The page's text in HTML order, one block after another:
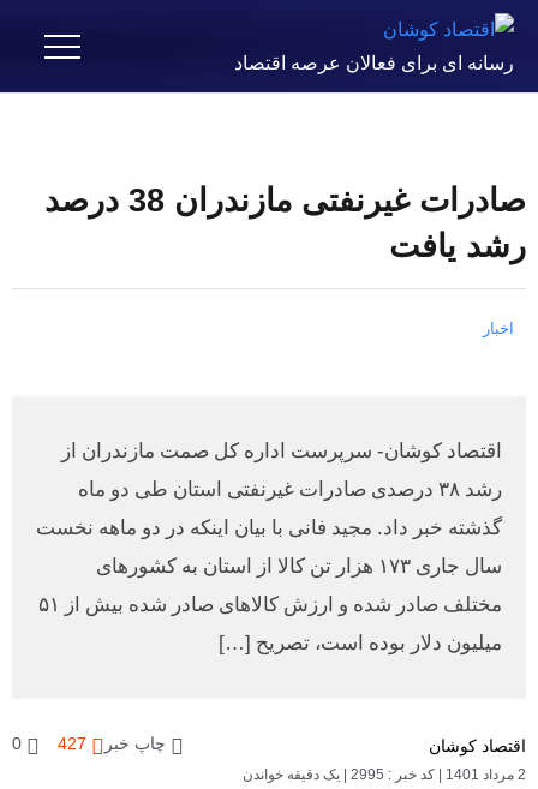
رسانه ای برای فعالان عرصه اقتصاد
صادرات غیرنفتی مازندران 38 درصد
رشد یافت
اخبار
اقتصاد کوشان- سرپرست اداره کل صمت مازندران از
رشد ۳۸ درصدی صادرات غیرنفتی استان طی دو ماه
گذشته خبر داد. مجید فانی با بیان اینکه در دو ماهه نخست
سال جاری ۱۷۳ هزار تن کالا از استان به کشورهای
مختلف صادر شده و ارزش کالاهای صادر شده بیش از ۵۱
میلیون دلار بوده است، تصریح […]
اقتصاد کوشان
2 مرداد 1401 | کد خبر : 2995 | یک دقیقه خواندن
چاپ خبر 427
0